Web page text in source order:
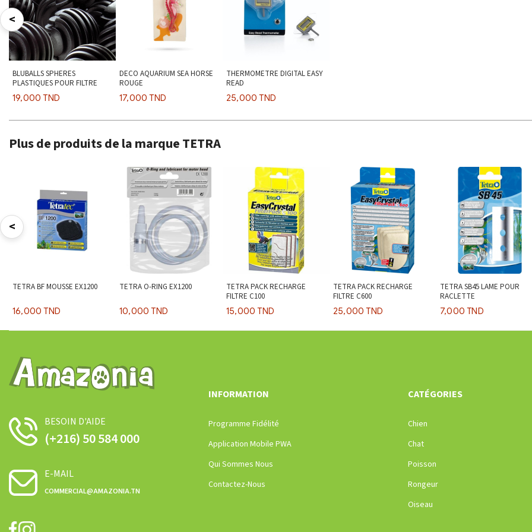
<
BLUBALLS SPHERES
PLASTIQUES POUR FILTRE
19,000 TND
DECO AQUARIUM SEA HORSE
ROUGE
17,000 TND
THERMOMETRE DIGITAL EASY
READ
25,000 TND
Plus de produits de la marque TETRA
<
TETRA BF MOUSSE EX1200
16,000 TND
TETRA O-RING EX1200
10,000 TND
TETRA PACK RECHARGE
FILTRE C100
15,000 TND
TETRA PACK RECHARGE
FILTRE C600
25,000 TND
TETRA SB45 LAME POUR
RACLETTE
7,000 TND
BESOIN D'AIDE
(+216) 50 584 000
E-MAIL
COMMERCIAL@AMAZONIA.TN
INFORMATION
Programme Fidélité
Application Mobile PWA
Qui Sommes Nous
Contactez-Nous
CATÉGORIES
Chien
Chat
Poisson
Rongeur
Oiseau